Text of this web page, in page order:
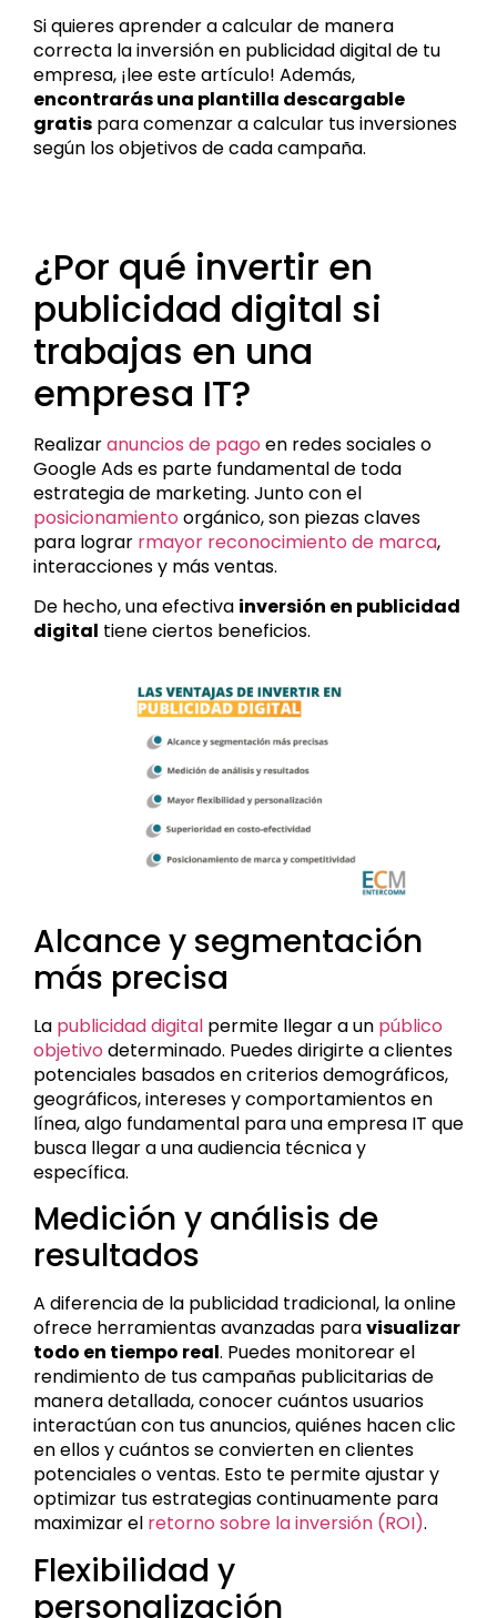
Si quieres aprender a calcular de manera
correcta la inversión en publicidad digital de tu
empresa, ¡lee este artículo! Además,
encontrarás una plantilla descargable
gratis para comenzar a calcular tus inversiones
según los objetivos de cada campaña.
¿Por qué invertir en
publicidad digital si
trabajas en una
empresa IT?
Realizaranuncios de pago en redes sociales o
Google Ads es parte fundamental de toda
estrategia de marketing. Junto con el
posicionamiento orgánico, son piezas claves
para lograr rmayor reconocimiento de marca,
interacciones y más ventas.
De hecho, una efectiva inversión en publicidad
digital tiene ciertos beneficios.
Alcance y segmentación
más precisa
La publicidad digital permite llegar a un público
objetivo determinado. Puedes dirigirte a clientes
potenciales basados en criterios demográficos,
geográficos, intereses y comportamientos en
línea, algo fundamental para una empresa IT que
busca llegar a una audiencia técnica y
específica.
Medición y análisis de
resultados
A diferencia de la publicidad tradicional, la online
ofrece herramientas avanzadas paravisualizar
todo en tiempo real. Puedes monitorear el
rendimiento de tus campañas publicitarias de
manera detallada, conocer cuántos usuarios
interactúan con tus anuncios, quiénes hacen clic
en ellos y cuántos se convierten en clientes
potenciales o ventas. Esto te permite ajustar y
optimizar tus estrategias continuamente para
maximizar el retorno sobre la inversión (ROI).
Flexibilidad y
personalización